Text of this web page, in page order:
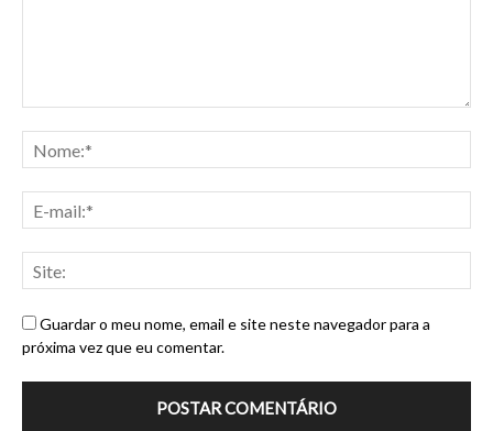
Guardar o meu nome, email e site neste navegador para a
próxima vez que eu comentar.